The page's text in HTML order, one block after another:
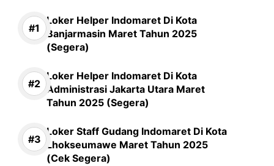
Loker Helper Indomaret Di Kota
Banjarmasin Maret Tahun 2025
(Segera)
Loker Helper Indomaret Di Kota
Administrasi Jakarta Utara Maret
Tahun 2025 (Segera)
Loker Staff Gudang Indomaret Di Kota
Lhokseumawe Maret Tahun 2025
(Cek Segera)